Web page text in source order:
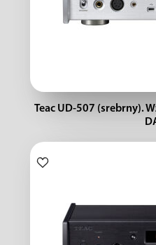
Teac UD-507 (srebrny).